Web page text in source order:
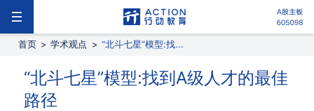
首页 > 学术观点 > “北斗七星”模型:找...
“北斗七星”模型:找到A级人才的最佳
路径